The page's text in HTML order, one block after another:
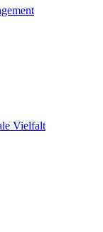
Vielfalt